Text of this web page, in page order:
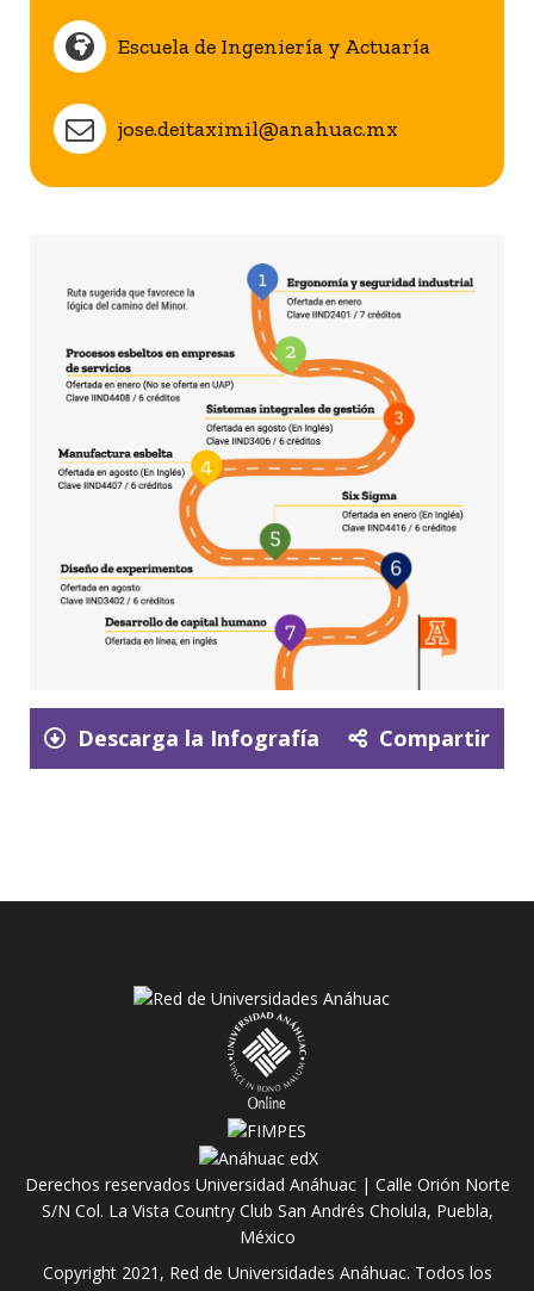
Escuela de Ingeniería y Actuaría
jose.deitaximil@anahuac.mx
Descarga la Infografía Compartir
Derechos reservados Universidad Anáhuac | Calle Orión Norte
S/N Col. La Vista Country Club San Andrés Cholula, Puebla,
México
Copyright 2021, Red de Universidades Anáhuac. Todos los